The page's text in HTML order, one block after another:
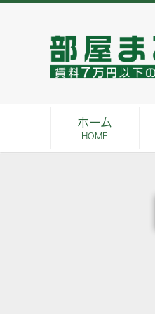
ホーム
HOME